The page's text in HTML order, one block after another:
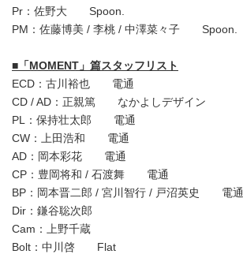
Pr：佐野大 Spoon.
PM：佐藤博美 / 李桃 / 中澤菜々子 Spoon.
■ 「MOMENT 」篇スタッフリスト
ECD：古川裕也 電通
CD / AD：正親篤 なかよしデザイン
PL：保持壮太郎 電通
CW：上田浩和 電通
AD：岡本彩花 電通
CP：豊岡将和 / 石渡舞 電通
BP：岡本晋二郎 / 宮川智行 / 戸沼英史 電通
Dir：鎌谷聡次郎
Cam：上野千蔵
Bolt：中川啓 Flat